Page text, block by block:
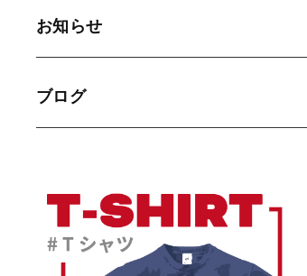
お知らせ
ブログ